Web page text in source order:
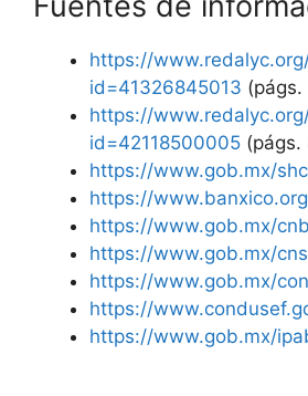
https://
id=41326845013
https://
id=42118500005 (págs.
https://www.gob.mx/
https://
https://www.gob.mx/
https://www.gob.mx/
https://www.gob.mx/
https://
https://www.gob.mx/